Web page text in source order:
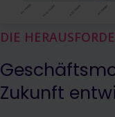
DIE
Zukunft